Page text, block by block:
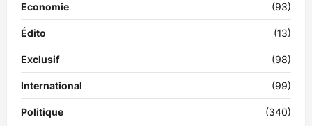
Economie (93)
Édito (13)
Exclusif (98)
International (99)
Politique (340)